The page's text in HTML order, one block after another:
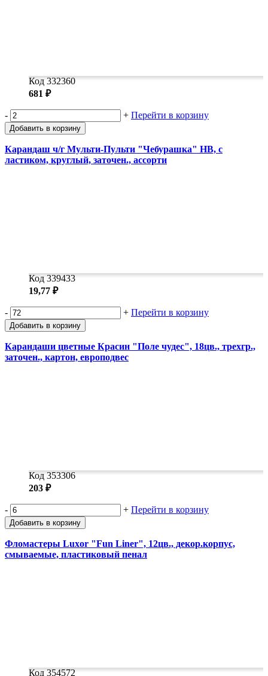
Код 332360
681 ₽
- + Перейти в корзину
Добавить в корзину
Карандаш ч/г Мульти-Пульти "Чебурашка" HB, с
ластиком, круглый, заточен., ассорти
Код 339433
19,77 ₽
- + Перейти в корзину
Добавить в корзину
Карандаши цветные Красин "Поле чудес", 18цв., трехгр.,
заточен., картон, европодвес
Код 353306
203 ₽
- + Перейти в корзину
Добавить в корзину
Фломастеры Luxor "Fun Liner", 12цв., декор.корпус,
смываемые, пластиковый пенал
Код 354572